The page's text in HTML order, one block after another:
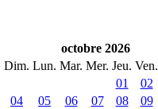
octobre 2026
Dim. Lun. Mar. Mer. Jeu. Ven.
01
02
04
05 06 07 08 09